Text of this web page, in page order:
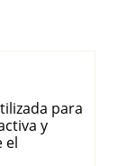
para
y
el